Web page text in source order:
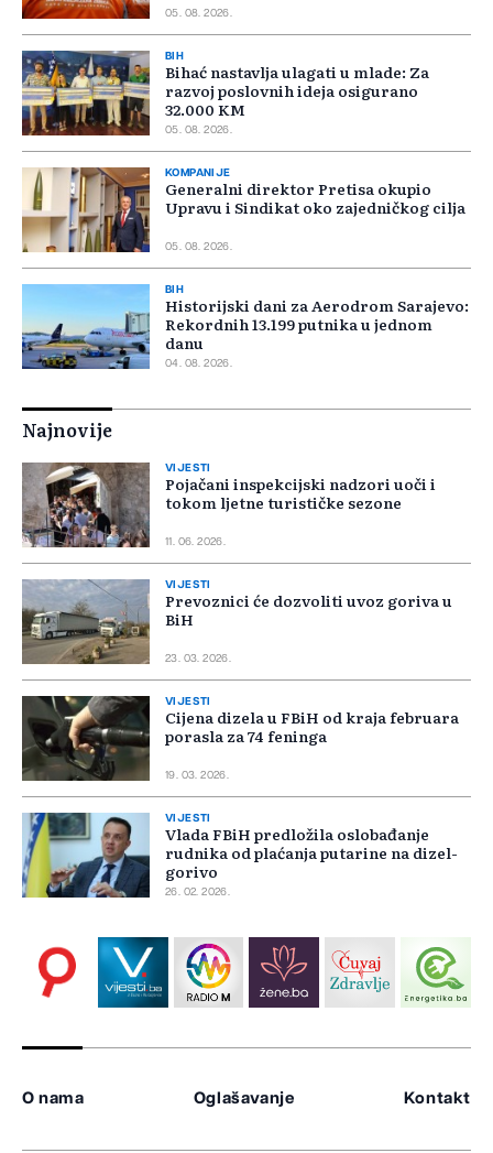
05. 08. 2026.
BIH
Bihać nastavlja ulagati u mlade: Za
razvoj poslovnih ideja osigurano
32.000 KM
05. 08. 2026.
KOMPANIJE
Generalni direktor Pretisa okupio
Upravu i Sindikat oko zajedničkog cilja
05. 08. 2026.
BIH
Historijski dani za Aerodrom Sarajevo:
Rekordnih 13.199 putnika u jednom
danu
04. 08. 2026.
Najnovije
VIJESTI
Pojačani inspekcijski nadzori uoči i
tokom ljetne turističke sezone
11. 06. 2026.
VIJESTI
Prevoznici će dozvoliti uvoz goriva u
BiH
23. 03. 2026.
VIJESTI
Cijena dizela u FBiH od kraja februara
porasla za 74 feninga
19. 03. 2026.
VIJESTI
Vlada FBiH predložila oslobađanje
rudnika od plaćanja putarine na dizel-
gorivo
26. 02. 2026.
O nama Oglašavanje Kontakt